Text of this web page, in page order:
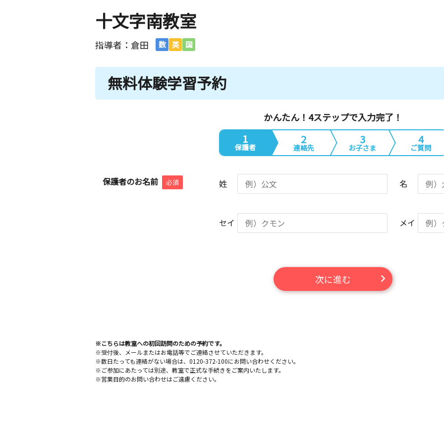
十文字南教室
指導者：倉田 数 英 国
無料体験学習予約
かんたん！4ステップで入力完了！
1
保護者
2
連絡先
3
お子さま
4
ご質問
保護者のお名前 必須 姓 名
セイ メイ
次に進む
※こちらは教室への初回訪問のための予約です。
※受付後、メールまたはお電話等でご連絡させていただきます。
※数日たっても連絡がない場合は、0120-372-100にお問い合わせください。
※ご参加にあたっては別途、教室で正式な手続きをご案内いたします。
※営業目的のお問い合わせはご遠慮ください。